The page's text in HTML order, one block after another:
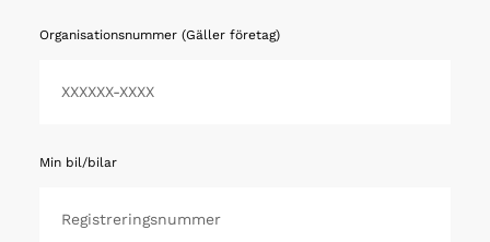
Organisationsnummer (Gäller företag)
Min bil/bilar